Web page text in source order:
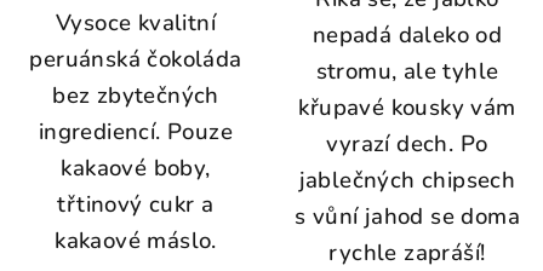
z
5
hvězdiček.
Vysoce kvalitní
peruánská čokoláda
bez zbytečných
ingrediencí. Pouze
kakaové boby,
třtinový cukr a
kakaové máslo.
nepadá daleko od
stromu, ale tyhle
křupavé kousky vám
vyrazí dech. Po
jablečných chipsech
s vůní jahod se doma
rychle zapráší!